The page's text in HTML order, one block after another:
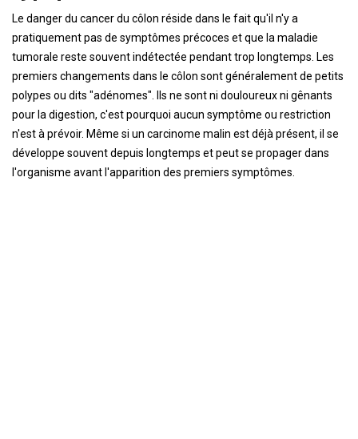
Le danger du cancer du côlon réside dans le fait qu'il n'y a
pratiquement pas de symptômes précoces et que la maladie
tumorale reste souvent indétectée pendant trop longtemps. Les
premiers changements dans le côlon sont généralement de petits
polypes ou dits "adénomes". Ils ne sont ni douloureux ni gênants
pour la digestion, c'est pourquoi aucun symptôme ou restriction
n'est à prévoir. Même si un carcinome malin est déjà présent, il se
développe souvent depuis longtemps et peut se propager dans
l'organisme avant l'apparition des premiers symptômes.